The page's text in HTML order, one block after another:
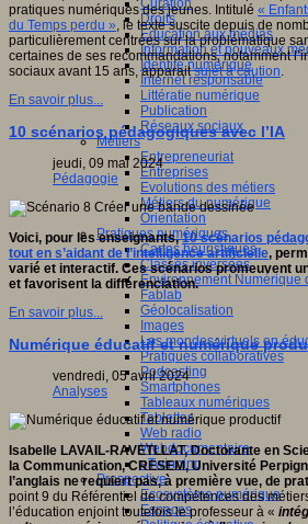
Curation
Droits
Education aux médias
Information et nouveaux
Identité numérique
Internet responsable
Littératie numérique
Publication
Réseaux sociaux
Métiers
Entrepreneuriat
Entreprises
Evolutions des métiers
Métiers du numérique
Orientation
Pratiques numériques
Cartes heuristiques
Classes inversées
Environnement Numérique
Fablab
Géolocalisation
Images
Les mondes virtuels en
Pratiques collaboratives
Podcasting
Smartphones
Tableaux numériques
Tablettes
Web radio
Webdocumentaire
eTwinning
Prospective
Ecosystème numérique
Espaces
pratiques numériques des jeunes. Intitulé «
du Temps perdu », le texte suscite depuis de
particulièrement centrées sur la problématique
certaines de ses recommandations, notamment
sociaux avant 15 ans, apparaitsujet à caution.
En savoir plus...
10 scénarios pédagogiques avec l’IA
jeudi, 09 mai 2024
Pédagogie
Voici, pour les enseignants,10 scénarios
tout en s’aidant de l’intelligence artificielle,
varié et interactif. Ces scénarios promeuvent
et favorisent la différenciation.
En savoir plus...
Numérique éducatif et numérique
vendredi, 05 avril 2024
Analyses
Isabelle LAVAIL-RAVETLLAT, Doctorante en
la Communication, CRESEM, Université
l’anglais ne requiert pas, à première vue, de
point 9 du Référentiel de compétences des
l’éducation enjoint toutefois le professeur à « i